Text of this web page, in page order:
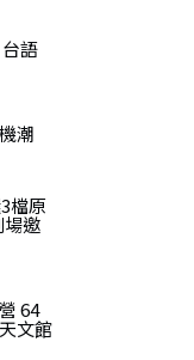
語
潮
檔原
場邀
64
文館